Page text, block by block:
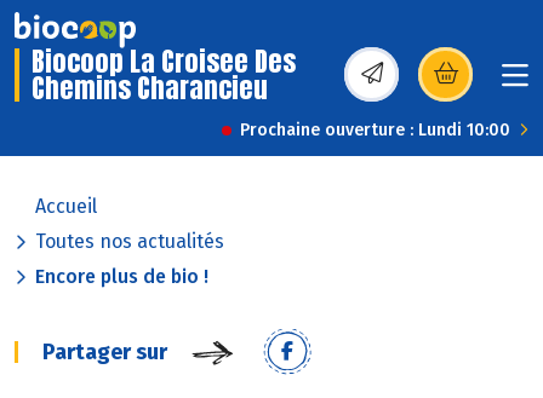
Biocoop La Croisee Des
Chemins Charancieu (s’ouvre dans une
Prochaine ouverture : Lundi 10:00
Accueil
Toutes nos actualités
Encore plus de bio !
Partager sur